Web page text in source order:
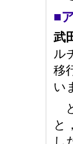
■
武
ル
移
い
と
し